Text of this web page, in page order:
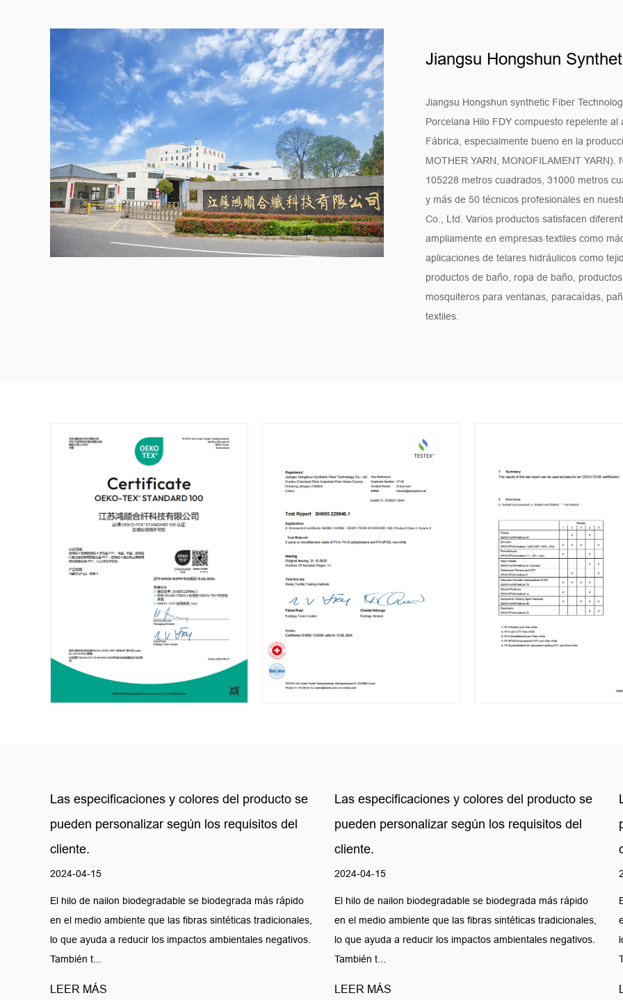
Jiangsu Hongshun
Jiangsu Hongshun synthetic Fiber
Porcelana Hilo FDY compuesto repelente al
Fábrica , especialmente bueno en la
MOTHER YARN, MONOFILAMENT
105228 metros cuadrados, 31000 metros
y más de 50 técnicos profesionales en
Co., Ltd. Varios productos satisfacen
ampliamente en empresas textiles como
aplicaciones de telares hidráulicos como
productos de baño, ropa de baño,
mosquiteros para ventanas, paracaídas,
textiles.
Las especificaciones y colores del producto se
pueden personalizar según los requisitos del
cliente.
2024-04-15
El hilo de nailon biodegradable se biodegrada más rápido
en el medio ambiente que las fibras sintéticas tradicionales,
lo que ayuda a reducir los impactos ambientales negativos.
También t...
LEER MÁS
Las especificaciones y colores del producto se
pueden personalizar según los requisitos del
cliente.
2024-04-15
El hilo de nailon biodegradable se biodegrada más rápido
en el medio ambiente que las fibras sintéticas tradicionales,
lo que ayuda a reducir los impactos ambientales negativos.
También t...
LEER MÁS